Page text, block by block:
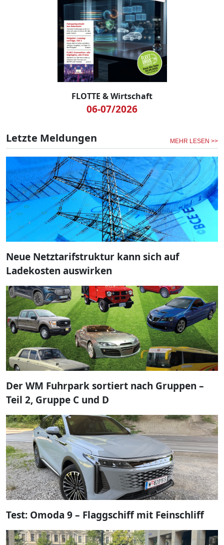
FLOTTE & Wirtschaft
06-07/2026
Letzte Meldungen MEHR LESEN >>
Neue Netztarifstruktur kann sich auf
Ladekosten auswirken
Der WM Fuhrpark sortiert nach Gruppen –
Teil 2, Gruppe C und D
Test: Omoda 9 – Flaggschiff mit Feinschliff